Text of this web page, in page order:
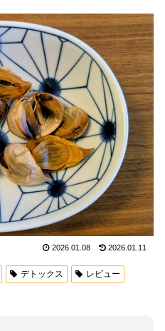
2026.01.08 2026.01.11
デトックス
レビュー